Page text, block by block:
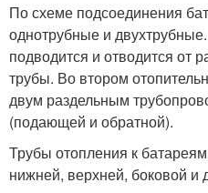
По схеме подсоединения
однотрубные и
подводится и отводится от
трубы. Во втором
двум раздельным
(подающей и обратной).
Трубы отопления к
нижней, верхней, боковой и